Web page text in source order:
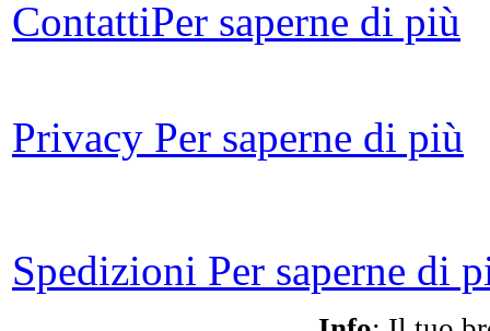
ContattiPer saperne di più
Privacy Per saperne di più
Spedizioni Per saperne di